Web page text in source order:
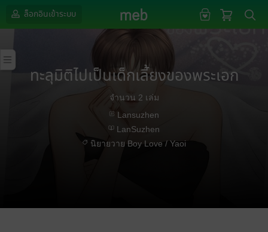
ล็อกอินเข้าระบบ
ทะลุมิติไปเป็นเด็กเลี้ยงของพระเอก
จำนวน 2 เล่ม
Lansuzhen
LanSuzhen
นิยายวาย Boy Love / Yaoi